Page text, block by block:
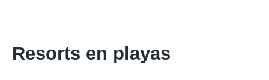
Resorts en playas